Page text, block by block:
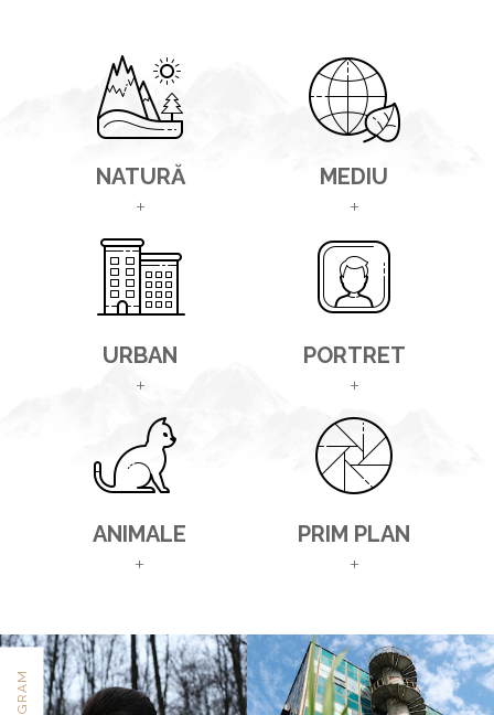
NATURĂ
+
MEDIU
+
URBAN
+
PORTRET
+
ANIMALE
+
PRIM PLAN
+